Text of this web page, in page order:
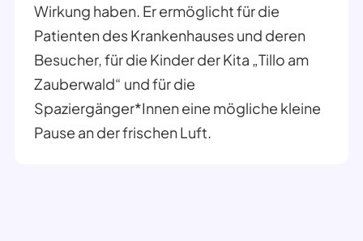
Wirkung haben. Er ermöglicht für die
Patienten des Krankenhauses und deren
Besucher, für die Kinder der Kita „Tillo am
Zauberwald“ und für die
Spaziergänger*Innen eine mögliche kleine
Pause an der frischen Luft.